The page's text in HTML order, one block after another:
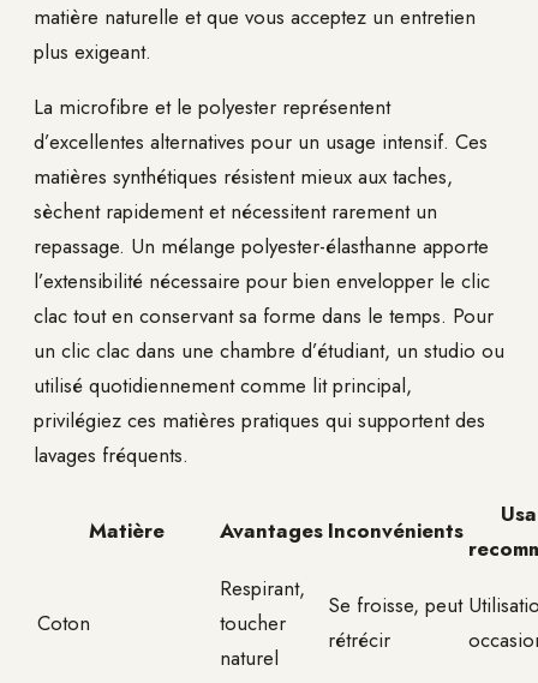
matière naturelle et que vous acceptez un entretien
plus exigeant.
La microfibre et le polyester représentent
d’excellentes alternatives pour un usage intensif. Ces
matières synthétiques résistent mieux aux taches,
sèchent rapidement et nécessitent rarement un
repassage. Un mélange polyester-élasthanne apporte
l’extensibilité nécessaire pour bien envelopper le clic
clac tout en conservant sa forme dans le temps. Pour
un clic clac dans une chambre d’étudiant, un studio ou
utilisé quotidiennement comme lit principal,
privilégiez ces matières pratiques qui supportent des
lavages fréquents.
Matière Avantages Inconvénients
Coton
Respirant,
toucher
naturel
Se froisse, peut
rétrécir